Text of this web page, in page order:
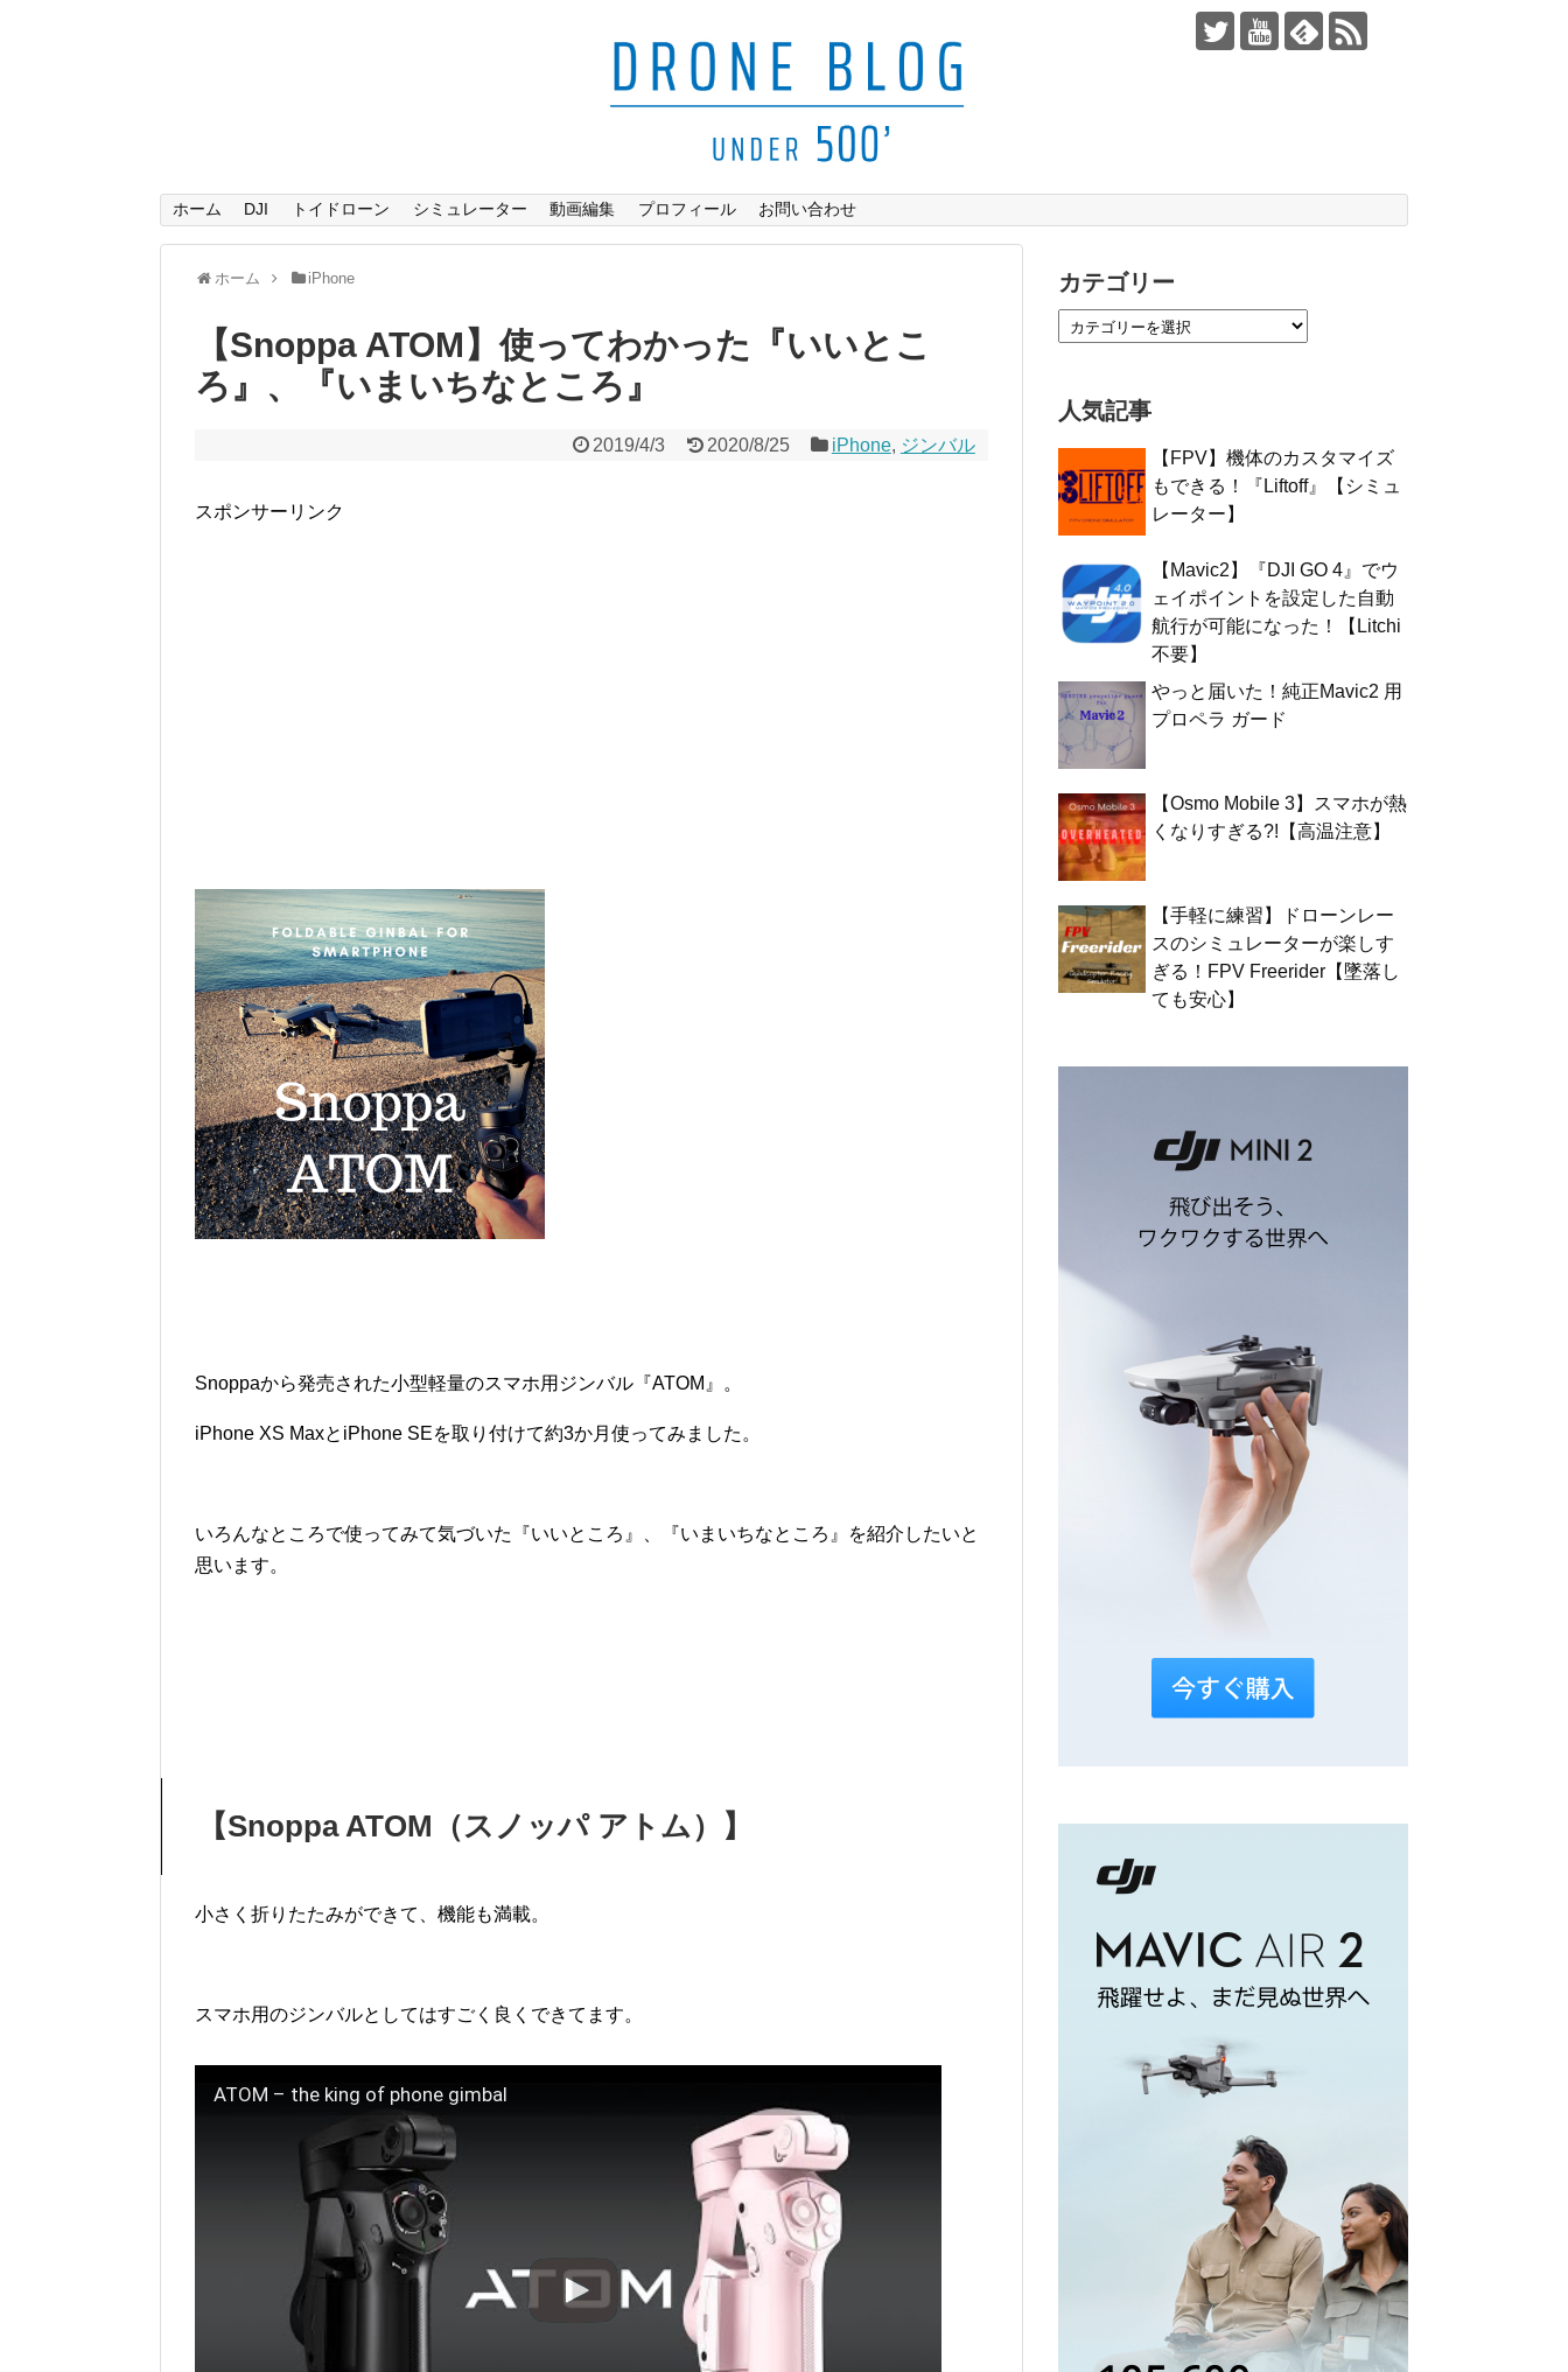
ホーム DJI トイドローン シミュレーター 動画編集 プロフィール お問い合わせ
ホーム iPhone
【Snoppa ATOM】使ってわかった『いいとこ
ろ』、『いまいちなところ』
2019/4/3 2020/8/25 iPhone, ジンバル
スポンサーリンク
Snoppaから発売された小型軽量のスマホ用ジンバル『ATOM』。
iPhone XS MaxとiPhone SEを取り付けて約3か月使ってみました。
いろんなところで使ってみて気づいた『いいところ』、『いまいちなところ』を紹介したいと
思います。
【Snoppa ATOM（スノッパ アトム）】
小さく折りたたみができて、機能も満載。
スマホ用のジンバルとしてはすごく良くできてます。
ATOM – the king of phone gimbal
カテゴリー
人気記事
【FPV】機体のカスタマイズ
もできる！『Liftoff』【シミュ
レーター】
【Mavic2】『DJI GO 4』でウ
ェイポイントを設定した自動
航行が可能になった！【Litchi
不要】
やっと届いた！純正Mavic2 用
プロペラ ガード
【Osmo Mobile 3】スマホが熱
くなりすぎる?!【高温注意】
【手軽に練習】ドローンレー
スのシミュレーターが楽しす
ぎる！FPV Freerider【墜落し
ても安心】